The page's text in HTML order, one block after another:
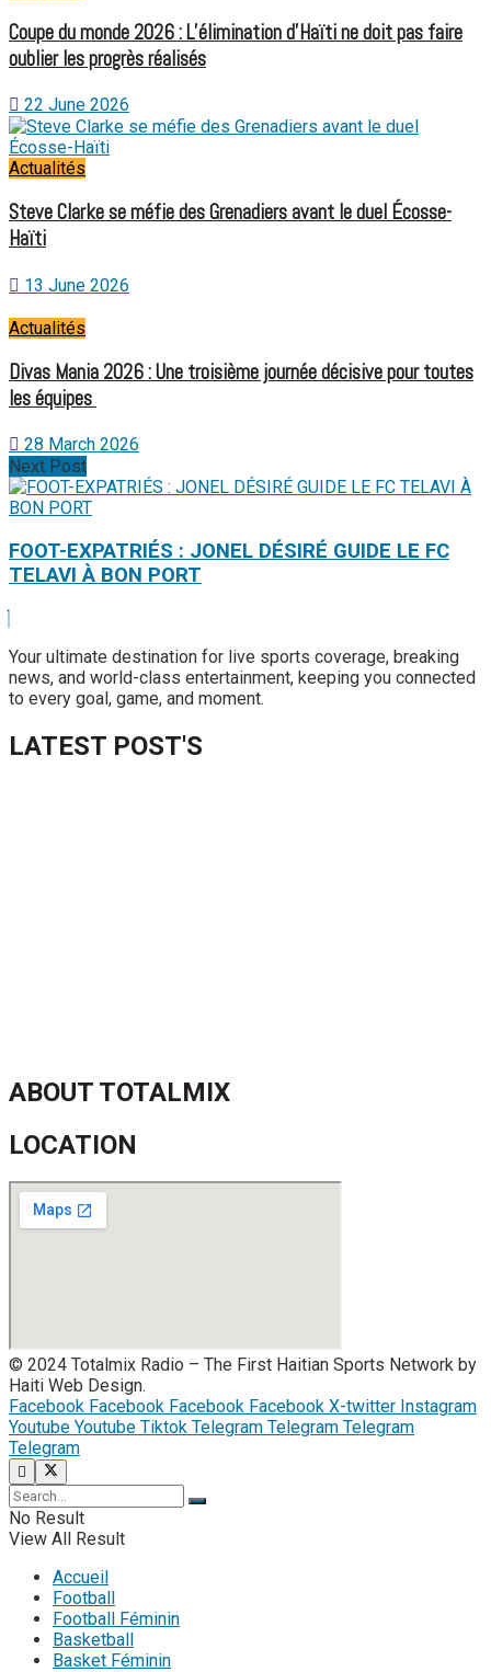
Coupe du monde 2026 : L’élimination d’Haïti ne doit pas faire
oublier les progrès réalisés
22 June 2026
Actualités
Steve Clarke se méfie des Grenadiers avant le duel Écosse-
Haïti
13 June 2026
Actualités
Divas Mania 2026 : Une troisième journée décisive pour toutes
les équipes
28 March 2026
Next Post
FOOT-EXPATRIÉS : JONEL DÉSIRÉ GUIDE LE FC
TELAVI À BON PORT
Your ultimate destination for live sports coverage, breaking
news, and world-class entertainment, keeping you connected
to every goal, game, and moment.
LATEST POST'S
ABOUT TOTALMIX
LOCATION
© 2024 Totalmix Radio – The First Haitian Sports Network by
Haiti Web Design.
Facebook Facebook Facebook Facebook X-twitter Instagram
Youtube Youtube Tiktok Telegram Telegram Telegram
Telegram
No Result
View All Result
Accueil
Football
Football Féminin
Basketball
Basket Féminin